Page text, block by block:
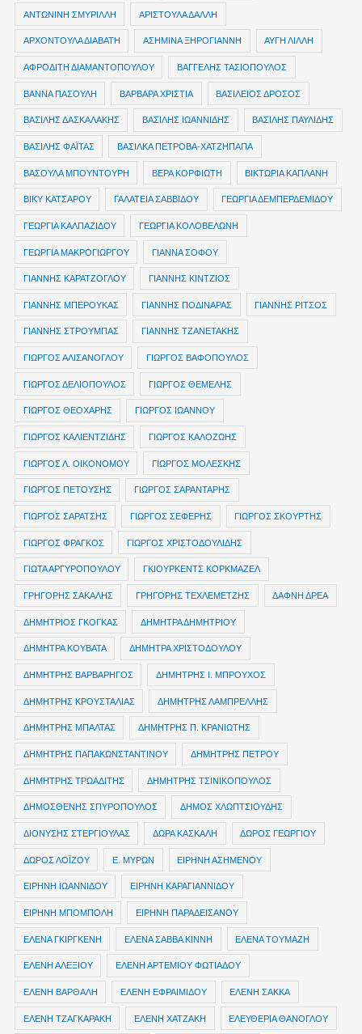
ΑΝΤΩΝΙΝΗ ΣΜΥΡΙΛΛΗ ΑΡΙΣΤΟΥΛΑ ΔΑΛΛΗ
ΑΡΧΟΝΤΟΥΛΑ ΔΙΑΒΑΤΗ ΑΣΗΜΙΝΑ ΞΗΡΟΓΙΑΝΝΗ ΑΥΓΗ ΛΙΛΛΗ
ΑΦΡΟΔΙΤΗ ΔΙΑΜΑΝΤΟΠΟΥΛΟΥ ΒΑΓΓΕΛΗΣ ΤΑΣΙΟΠΟΥΛΟΣ
ΒΑΝΝΑ ΠΑΣΟΥΛΗ ΒΑΡΒΑΡΑ ΧΡΙΣΤΙΑ ΒΑΣΙΛΕΙΟΣ ΔΡΟΣΟΣ
ΒΑΣΙΛΗΣ ΔΑΣΚΑΛΑΚΗΣ ΒΑΣΙΛΗΣ ΙΩΑΝΝΙΔΗΣ ΒΑΣΙΛΗΣ ΠΑΥΛΙΔΗΣ
ΒΑΣΙΛΗΣ ΦΑΪΤΑΣ ΒΑΣΙΛΚΑ ΠΕΤΡΟΒΑ-ΧΑΤΖΗΠΑΠΑ
ΒΑΣΟΥΛΑ ΜΠΟΥΝΤΟΥΡΗ ΒΕΡΑ ΚΟΡΦΙΩΤΗ ΒΙΚΤΩΡΙΑ ΚΑΠΛΑΝΗ
ΒΙΚΥ ΚΑΤΣΑΡΟΥ ΓΑΛΑΤΕΙΑ ΣΑΒΒΙΔΟΥ ΓΕΩΡΓΙΑ ΔΕΜΠΕΡΔΕΜΙΔΟΥ
ΓΕΩΡΓΙΑ ΚΑΛΠΑΖΙΔΟΥ ΓΕΩΡΓΙΑ ΚΟΛΟΒΕΛΩΝΗ
ΓΕΩΡΓΙΑ ΜΑΚΡΟΓΙΩΡΓΟΥ ΓΙΑΝΝΑ ΣΟΦΟΥ
ΓΙΑΝΝΗΣ ΚΑΡΑΤΖΟΓΛΟΥ ΓΙΑΝΝΗΣ ΚΙΝΤΖΙΟΣ
ΓΙΑΝΝΗΣ ΜΠΕΡΟΥΚΑΣ ΓΙΑΝΝΗΣ ΠΟΔΙΝΑΡΑΣ ΓΙΑΝΝΗΣ ΡΙΤΣΟΣ
ΓΙΑΝΝΗΣ ΣΤΡΟΥΜΠΑΣ ΓΙΑΝΝΗΣ ΤΖΑΝΕΤΑΚΗΣ
ΓΙΩΡΓΟΣ ΑΛΙΣΑΝΟΓΛΟΥ ΓΙΩΡΓΟΣ ΒΑΦΟΠΟΥΛΟΣ
ΓΙΩΡΓΟΣ ΔΕΛΙΟΠΟΥΛΟΣ ΓΙΩΡΓΟΣ ΘΕΜΕΛΗΣ
ΓΙΩΡΓΟΣ ΘΕΟΧΑΡΗΣ ΓΙΩΡΓΟΣ ΙΩΑΝΝΟΥ
ΓΙΩΡΓΟΣ ΚΑΛΙΕΝΤΖΙΔΗΣ ΓΙΩΡΓΟΣ ΚΑΛΟΖΩΗΣ
ΓΙΩΡΓΟΣ Λ. ΟΙΚΟΝΟΜΟΥ ΓΙΩΡΓΟΣ ΜΟΛΕΣΚΗΣ
ΓΙΩΡΓΟΣ ΠΕΤΟΥΣΗΣ ΓΙΩΡΓΟΣ ΣΑΡΑΝΤΑΡΗΣ
ΓΙΩΡΓΟΣ ΣΑΡΑΤΣΗΣ ΓΙΩΡΓΟΣ ΣΕΦΕΡΗΣ ΓΙΩΡΓΟΣ ΣΚΟΥΡΤΗΣ
ΓΙΩΡΓΟΣ ΦΡΑΓΚΟΣ ΓΙΩΡΓΟΣ ΧΡΙΣΤΟΔΟΥΛΙΔΗΣ
ΓΙΩΤΑ ΑΡΓΥΡΟΠΟΥΛΟΥ ΓΚΙΟΥΡΚΕΝΤΣ ΚΟΡΚΜΑΖΕΛ
ΓΡΗΓΟΡΗΣ ΣΑΚΑΛΗΣ ΓΡΗΓΟΡΗΣ ΤΕΧΛΕΜΕΤΖΗΣ ΔΑΦΝΗ ΔΡΕΑ
ΔΗΜΗΤΡIOΣ ΓΚΟΓΚΑΣ ΔΗΜΗΤΡΑ ΔΗΜΗΤΡΙΟΥ
ΔΗΜΗΤΡΑ ΚΟΥΒΑΤΑ ΔΗΜΗΤΡΑ ΧΡΙΣΤΟΔΟΥΛΟΥ
ΔΗΜΗΤΡΗΣ ΒΑΡΒΑΡΗΓΟΣ ΔΗΜΗΤΡΗΣ Ι. ΜΠΡΟΥΧΟΣ
ΔΗΜΗΤΡΗΣ ΚΡΟΥΣΤΑΛΙΑΣ ΔΗΜΗΤΡΗΣ ΛΑΜΠΡΕΛΛΗΣ
ΔΗΜΗΤΡΗΣ ΜΠΑΛΤΑΣ ΔΗΜΗΤΡΗΣ Π. ΚΡΑΝΙΩΤΗΣ
ΔΗΜΗΤΡΗΣ ΠΑΠΑΚΩΝΣΤΑΝΤΙΝΟΥ ΔΗΜΗΤΡΗΣ ΠΕΤΡΟΥ
ΔΗΜΗΤΡΗΣ ΤΡΩΑΔΙΤΗΣ ΔΗΜΗΤΡΗΣ ΤΣΙΝΙΚΟΠΟΥΛΟΣ
ΔΗΜΟΣΘΕΝΗΣ ΣΠΥΡΟΠΟΥΛΟΣ ΔΗΜΟΣ ΧΛΩΠΤΣΙΟΥΔΗΣ
ΔΙΟΝΥΣΗΣ ΣΤΕΡΓΙΟΥΛΑΣ ΔΩΡΑ ΚΑΣΚΑΛΗ ΔΩΡΟΣ ΓΕΩΡΓΙΟΥ
ΔΩΡΟΣ ΛΟΪΖΟΥ Ε. ΜΥΡΩΝ ΕΙΡΗΝΗ ΑΣΗΜΕΝΟΥ
ΕΙΡΗΝΗ ΙΩΑΝΝΙΔΟΥ ΕΙΡΗΝΗ ΚΑΡΑΓΙΑΝΝΙΔΟΥ
ΕΙΡΗΝΗ ΜΠΟΜΠΟΛΗ ΕΙΡΗΝΗ ΠΑΡΑΔΕΙΣΑΝΟΥ
ΕΛΕΝΑ ΓΚΙΡΓΚΕΝΗ ΕΛΕΝΑ ΣΑΒΒΑ ΚΙΝΝΗ ΕΛΕΝΑ ΤΟΥΜΑΖΗ
ΕΛΕΝΗ ΑΛΕΞΙΟΥ ΕΛΕΝΗ ΑΡΤΕΜΙΟΥ ΦΩΤΙΑΔΟΥ
ΕΛΕΝΗ ΒΑΡΘΑΛΗ ΕΛΕΝΗ ΕΦΡΑΙΜΙΔΟΥ ΕΛΕΝΗ ΣΑΚΚΑ
ΕΛΕΝΗ ΤΖΑΓΚΑΡΑΚΗ ΕΛΕΝΗ ΧΑΤΖΑΚΗ ΕΛΕΥΘΕΡΙΑ ΘΑΝΟΓΛΟΥ